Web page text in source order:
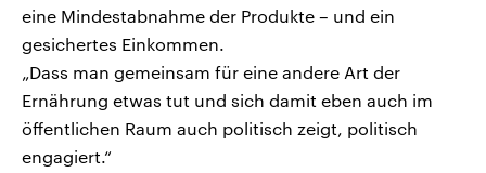
eine Mindestabnahme der Produkte – und ein
gesichertes Einkommen.
„Dass man gemeinsam für eine andere Art der
Ernährung etwas tut und sich damit eben auch im
öffentlichen Raum auch politisch zeigt, politisch
engagiert.“